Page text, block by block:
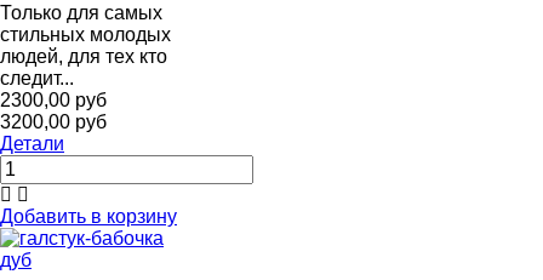
Только для самых
стильных молодых
людей, для тех кто
следит...
2300,00 руб
3200,00 руб
Детали
Добавить в корзину